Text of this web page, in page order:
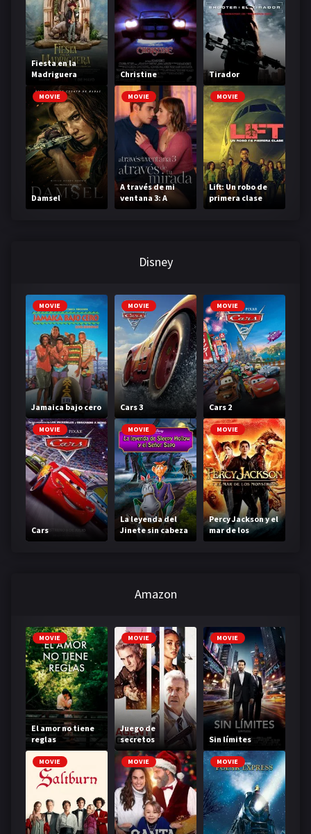
Fiesta en la
Madriguera
Christine Tirador
MOVIE
Damsel
MOVIE
A través de mi
ventana 3: A
través de tu
MOVIE
Lift: Un robo de
primera clase
Disney
MOVIE
Jamaica bajo cero
MOVIE
Cars 3
MOVIE
Cars 2
MOVIE
Cars
MOVIE
La leyenda del
Jinete sin cabeza
MOVIE
Percy Jackson y el
mar de los
monstruos
Amazon
MOVIE
El amor no tiene
reglas
MOVIE
Juego de
secretos
MOVIE
Sin límites
MOVIE MOVIE MOVIE